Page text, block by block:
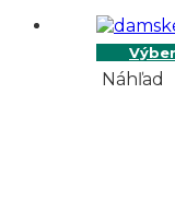
Náhľad